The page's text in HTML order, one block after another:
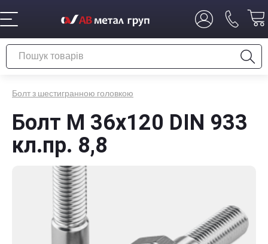
Болт з шестигранною головкою
Болт М 36x120 DIN 933
кл.пр. 8,8